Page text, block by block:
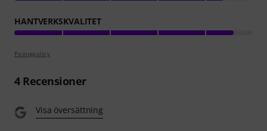
HANTVERKSKVALITET
Poängpolicy
4Recensioner
Visa översättning